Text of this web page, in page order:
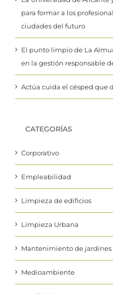
La Universidad de Alicante
para formar a los
El punto limpio de La
en la gestión responsable
Actúa cuida el césped que
CATEGORÍAS
Corporativo
Empleabilidad
Limpieza de edificios
Limpieza Urbana
Mantenimiento de jardines